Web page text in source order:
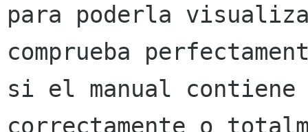
para poderla
comprueba
si el manual
correctamente o